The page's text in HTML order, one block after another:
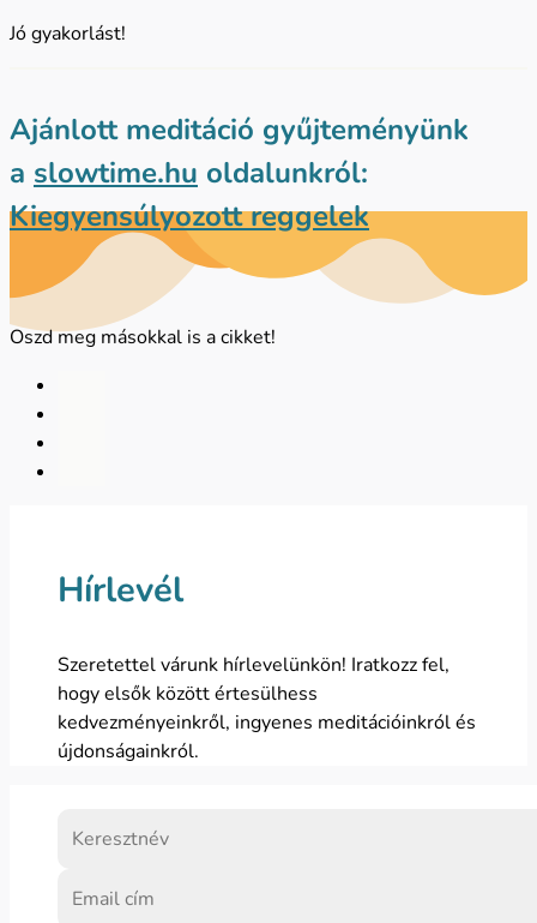
Jó gyakorlást!
Ajánlott meditáció gyűjteményünk
a slowtime.hu oldalunkról:
Kiegyensúlyozott reggelek
Oszd meg másokkal is a cikket!
Hírlevél
Szeretettel várunk hírlevelünkön! Iratkozz fel,
hogy elsők között értesülhess
kedvezményeinkről, ingyenes meditációinkról és
újdonságainkról.